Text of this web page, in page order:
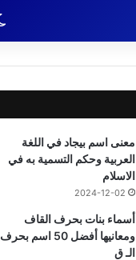
معنى اسم بيجاد في اللغة
العربية وحكم التسمية به في
الاسلام
2024-12-02
أسماء بنات بحرف القاف
ومعانيها أفضل 50 اسم بحرف
الـ ق